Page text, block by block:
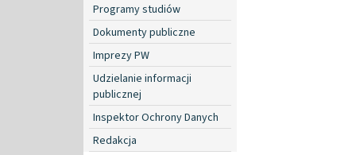
Programy studiów
Dokumenty publiczne
Imprezy PW
Udzielanie informacji
publicznej
Inspektor Ochrony Danych
Redakcja